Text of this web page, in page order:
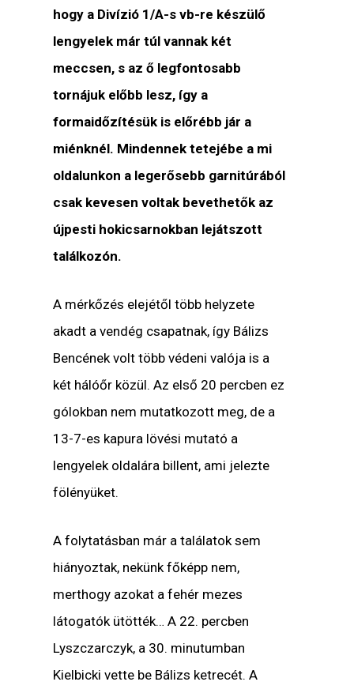
hogy a Divízió 1/A-s vb-re készülő
lengyelek már túl vannak két
meccsen, s az ő legfontosabb
tornájuk előbb lesz, így a
formaidőzítésük is előrébb jár a
miénknél. Mindennek tetejébe a mi
oldalunkon a legerősebb garnitúrából
csak kevesen voltak bevethetők az
újpesti hokicsarnokban lejátszott
találkozón.
A mérkőzés elejétől több helyzete
akadt a vendég csapatnak, így Bálizs
Bencének volt több védeni valója is a
két hálóőr közül. Az első 20 percben ez
gólokban nem mutatkozott meg, de a
13-7-es kapura lövési mutató a
lengyelek oldalára billent, ami jelezte
fölényüket.
A folytatásban már a találatok sem
hiányoztak, nekünk főképp nem,
merthogy azokat a fehér mezes
látogatók ütötték… A 22. percben
Lyszczarczyk, a 30. minutumban
Kielbicki vette be Bálizs ketrecét. A